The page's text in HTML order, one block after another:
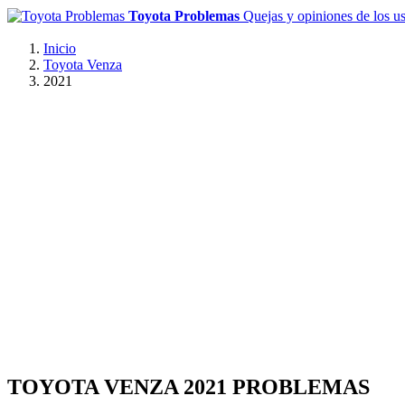
Toyota Problemas Quejas y opiniones de los
Inicio
Toyota Venza
2021
TOYOTA VENZA 2021 PROBLEMAS